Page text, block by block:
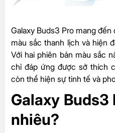
Galaxy Buds3 Pro mang
màu sắc thanh lịch và hiện
Với hai phiên bản màu sắc
chỉ đáp ứng được sở thích
còn thể hiện sự tinh tế và
Galaxy Buds3
nhiêu?